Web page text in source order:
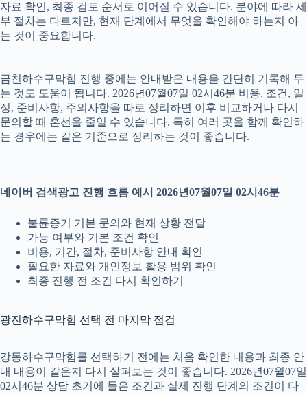
자료 확인, 최종 검토 순서로 이어질 수 있습니다. 분야에 따라 세
부 절차는 다르지만, 현재 단계에서 무엇을 확인해야 하는지 아
는 것이 중요합니다.
금천하수구막힘 진행 중에는 안내받은 내용을 간단히 기록해 두
는 것도 도움이 됩니다. 2026년07월07일 02시46분 비용, 조건, 일
정, 준비사항, 주의사항을 따로 정리하면 이후 비교하거나 다시
문의할 때 혼선을 줄일 수 있습니다. 특히 여러 곳을 함께 확인하
는 경우에는 같은 기준으로 정리하는 것이 좋습니다.
네이버 검색광고 진행 흐름 예시 2026년07월07일 02시46분
불륜증거 기본 문의와 현재 상황 전달
가능 여부와 기본 조건 확인
비용, 기간, 절차, 준비사항 안내 확인
필요한 자료와 개인정보 활용 범위 확인
최종 진행 전 조건 다시 확인하기
광진하수구막힘 선택 전 마지막 점검
강동하수구막힘를 선택하기 전에는 처음 확인한 내용과 최종 안
내 내용이 같은지 다시 살펴보는 것이 좋습니다. 2026년07월07일
02시46분 상담 초기에 들은 조건과 실제 진행 단계의 조건이 다